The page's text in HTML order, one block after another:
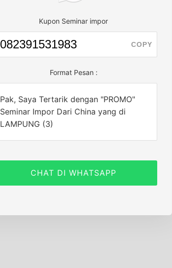
Kupon Seminar impor
COPY
Format Pesan :
Pak, Saya Tertarik dengan "PROMO"
Seminar Impor Dari China yang di
LAMPUNG (3)
CHAT DI WHATSAPP